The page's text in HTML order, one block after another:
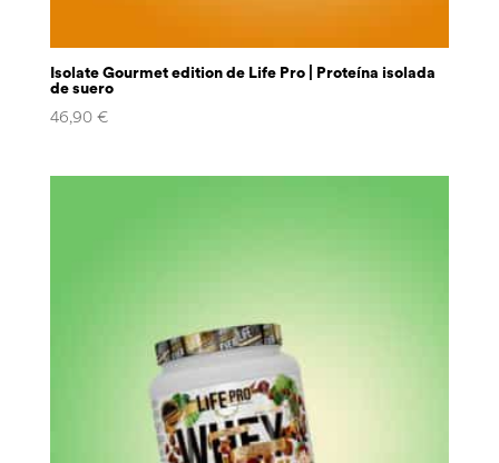
Isolate Gourmet edition de Life Pro | Proteína isolada
de suero
46,90 €